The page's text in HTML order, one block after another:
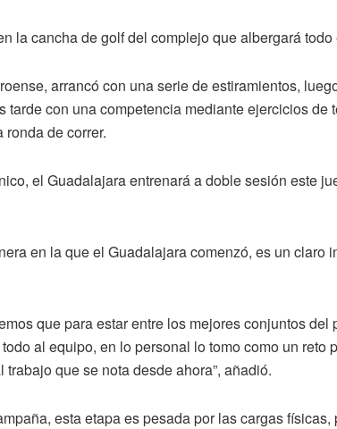
la cancha de golf del complejo que albergará
arrancó con una serie de estiramientos,
con una competencia mediante ejercicios
de correr.
el Guadalajara entrenará a doble sesión este
en la que el Guadalajara comenzó, es un
que para estar entre los mejores conjuntos
al equipo, en lo personal lo tomo como un reto
que se nota desde ahora”, añadió.
esta etapa es pesada por las cargas